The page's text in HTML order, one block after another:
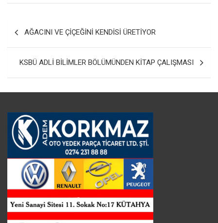
AĞACINI VE ÇİÇEĞİNİ KENDİSİ ÜRETİYOR
KSBÜ ADLİ BİLİMLER BÖLÜMÜNDEN KİTAP ÇALIŞMASI